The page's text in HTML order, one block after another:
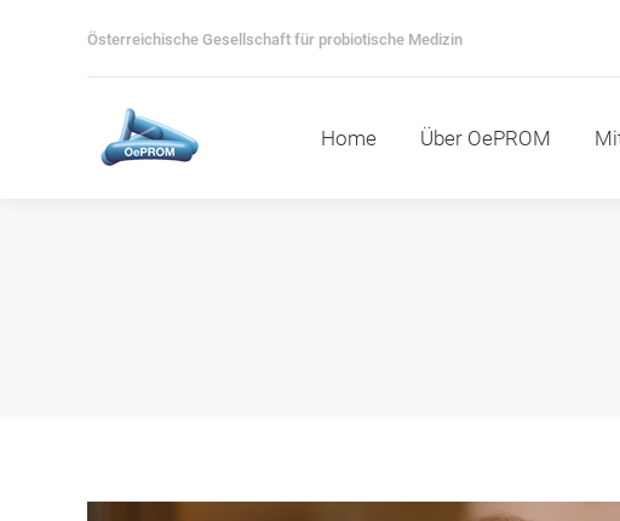
Österreichische Gesellschaft für probiotische Medizin
Home Über OePROM
Home Über OePROM